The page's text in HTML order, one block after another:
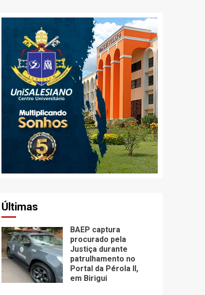
Últimas
BAEP captura
procurado pela
Justiça durante
patrulhamento no
Portal da Pérola ll,
em Birigui